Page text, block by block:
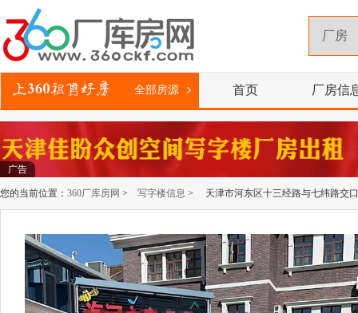
全部房源 首页 厂房信
广告
您的当前位置： 360厂库房网 > 写字楼信息 > 天津市河东区十三经路与七纬路交